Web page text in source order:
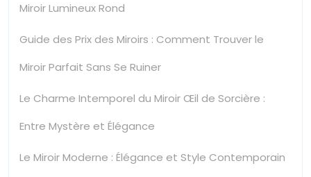
Miroir Lumineux Rond
Guide des Prix des Miroirs : Comment Trouver le
Miroir Parfait Sans Se Ruiner
Le Charme Intemporel du Miroir Œil de Sorcière :
Entre Mystère et Élégance
Le Miroir Moderne : Élégance et Style Contemporain